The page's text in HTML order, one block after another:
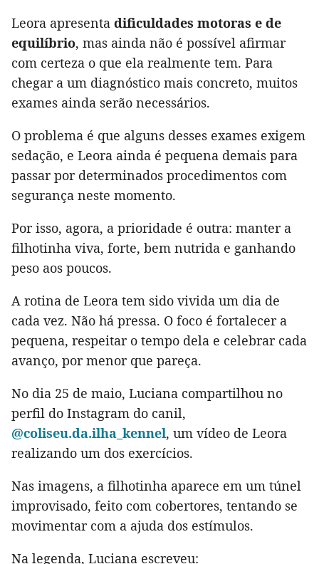
Leora apresenta dificuldades motoras e de
equilíbrio, mas ainda não é possível afirmar
com certeza o que ela realmente tem. Para
chegar a um diagnóstico mais concreto, muitos
exames ainda serão necessários.
O problema é que alguns desses exames exigem
sedação, e Leora ainda é pequena demais para
passar por determinados procedimentos com
segurança neste momento.
Por isso, agora, a prioridade é outra: manter a
filhotinha viva, forte, bem nutrida e ganhando
peso aos poucos.
A rotina de Leora tem sido vivida um dia de
cada vez. Não há pressa. O foco é fortalecer a
pequena, respeitar o tempo dela e celebrar cada
avanço, por menor que pareça.
No dia 25 de maio, Luciana compartilhou no
perfil do Instagram do canil,
@coliseu.da.ilha_kennel, um vídeo de Leora
realizando um dos exercícios.
Nas imagens, a filhotinha aparece em um túnel
improvisado, feito com cobertores, tentando se
movimentar com a ajuda dos estímulos.
Na legenda, Luciana escreveu: